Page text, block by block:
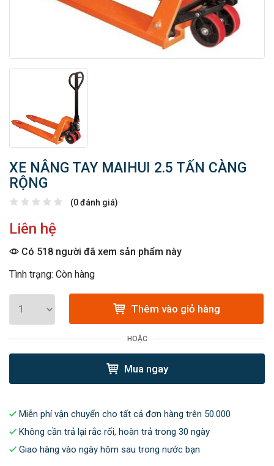
XE NÂNG TAY MAIHUI 2.5 TẤN CÀNG
RỘNG
(0 đánh giá)
Liên hệ
Có 518 người đã xem sản phẩm này
Tình trạng: Còn hàng
Thêm vào giỏ hàng
HOẶC
Mua ngay
Miễn phí vận chuyển cho tất cả đơn hàng trên 50.000
Không cần trả lại rắc rối, hoàn trả trong 30 ngày
Giao hàng vào ngày hôm sau trong nước bạn